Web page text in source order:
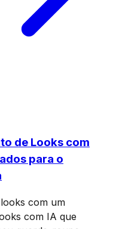
de Looks com
para o
com um
com IA que